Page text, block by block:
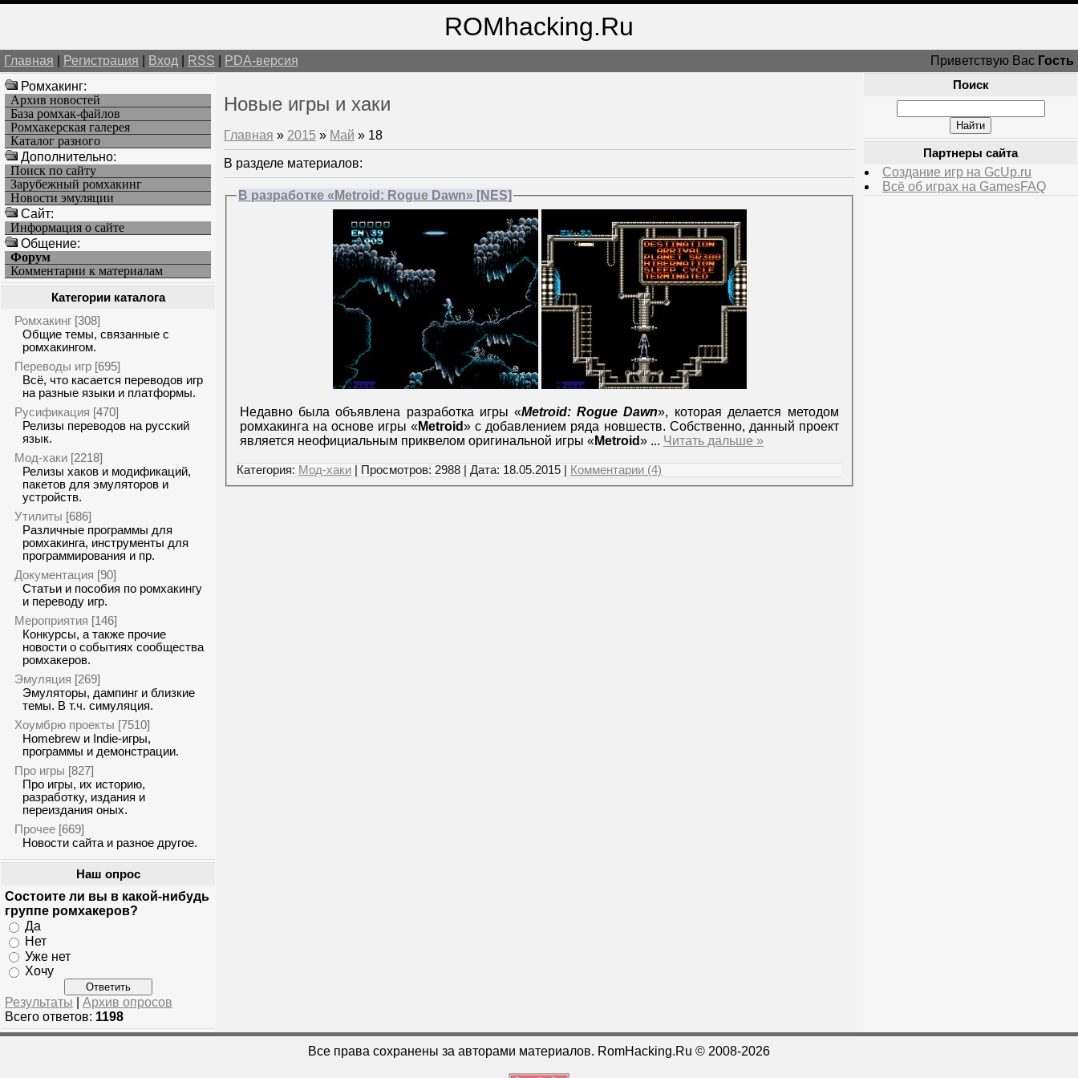
ROMhacking.Ru
Главная Регистрация Вход RSS PDA-версия Приветствую Вас Гость
Ромхакинг:
Архив новостей
База ромхак-файлов
Ромхакерская галерея
Каталог разного
Дополнительно:
Поиск по сайту
Зарубежный ромхакинг
Новости эмуляции
Cайт:
Информация о сайте
Общение:
Форум
Комментарии к материалам
Категории каталога
Ромхакинг [308]
Общие темы, связанные с
ромхакингом.
Переводы игр [695]
Всё, что касается переводов игр
на разные языки и платформы.
Русификация [470]
Релизы переводов на русский
язык.
Мод-хаки [2218]
Релизы хаков и модификаций,
пакетов для эмуляторов и
устройств.
Утилиты [686]
Различные программы для
ромхакинга, инструменты для
программирования и пр.
Документация [90]
Статьи и пособия по ромхакингу
и переводу игр.
Мероприятия [146]
Конкурсы, а также прочие
новости о событиях сообщества
ромхакеров.
Эмуляция [269]
Эмуляторы, дампинг и близкие
темы. В т.ч. симуляция.
Хоумбрю проекты [7510]
Homebrew и Indie-игры,
программы и демонстрации.
Про игры [827]
Про игры, их историю,
разработку, издания и
переиздания оных.
Прочее [669]
Новости сайта и разное другое.
Наш опрос
Состоите ли вы в какой-нибудь
группе ромхакеров?
Да
Нет
Уже нет
Хочу
Результаты
Архив опросов
Всего ответов: 1198
Новые игры и хаки
Главная » 2015 » Май » 18
В разделе материалов:
В разработке «Metroid: Rogue Dawn» [NES]
Недавно была объявлена разработка игры «Metroid: Rogue Dawn», которая делается методом
ромхакинга на основе игры «Metroid» с добавлением ряда новшеств. Собственно, данный проект
является неофициальным приквелом оригинальной игры «Metroid» ... Читать дальше »
Категория: Мод-хаки | Просмотров: 2988 | Дата: 18.05.2015 Комментарии (4)
Поиск
Партнеры сайта
Создание игр на GcUp.ru
Всё об играх на GamesFAQ
Все права сохранены за авторами материалов. RomHacking.Ru © 2008-2026